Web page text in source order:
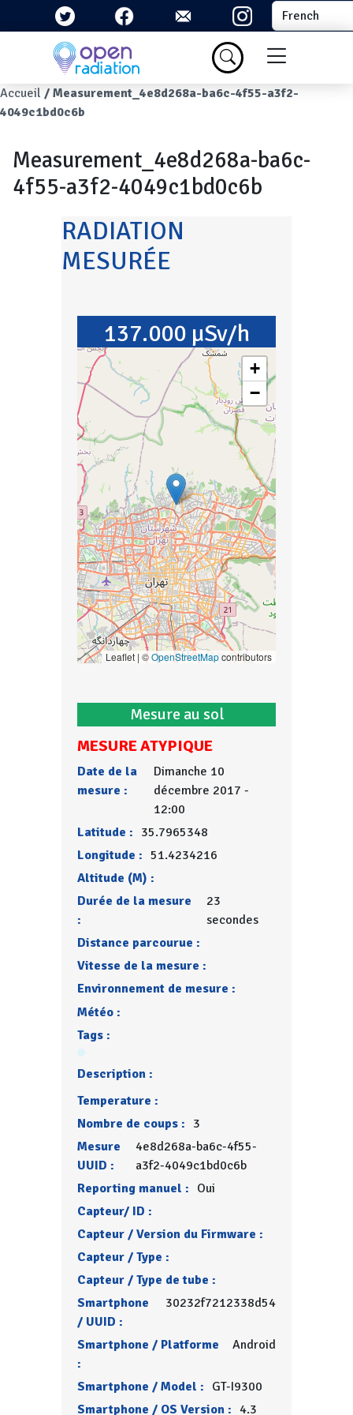
Aller au contenu principal Select your
Menu du
Fil d'Ariane
Accueil
Measurement_4e8d268a-ba6c-4f55-a3f2-
4049c1bd0c6b
Measurement_4e8d268a-ba6c-
4f55-a3f2-4049c1bd0c6b
RADIATION
MESURÉE
137.000 µSv/h
+
−
Leaflet | ©OpenStreetMapcontributors
Mesure au sol
MESURE ATYPIQUE
Date de la
mesure :
Dimanche 10
décembre 2017 -
12:00
Latitude : 35.7965348
Longitude : 51.4234216
Altitude (M) :
Durée de la mesure
:
23
secondes
Distance parcourue :
Vitesse de la mesure :
Environnement de mesure :
Météo :
Tags :
Description :
Temperature :
Nombre de coups : 3
Mesure
UUID :
4e8d268a-ba6c-4f55-
a3f2-4049c1bd0c6b
Reporting manuel : Oui
Capteur/ ID :
Capteur / Version du Firmware :
Capteur / Type :
Capteur / Type de tube :
Smartphone
/ UUID :
30232f7212338d54
Smartphone / Platforme
:
Android
Smartphone / Model : GT-I9300
Smartphone / OS Version : 4.3